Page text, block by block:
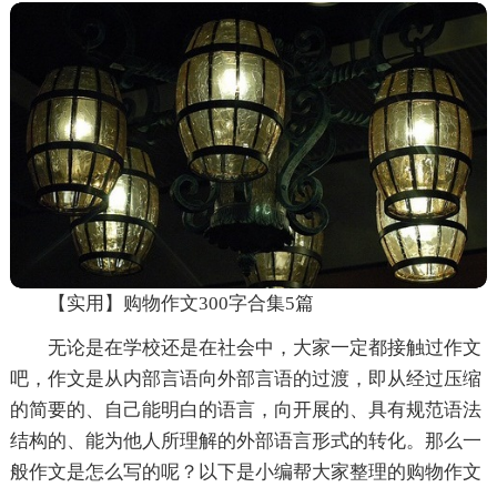
【实用】购物作文300字合集5篇
无论是在学校还是在社会中，大家一定都接触过作文
吧，作文是从内部言语向外部言语的过渡，即从经过压缩
的简要的、自己能明白的语言，向开展的、具有规范语法
结构的、能为他人所理解的外部语言形式的转化。那么一
般作文是怎么写的呢？以下是小编帮大家整理的购物作文